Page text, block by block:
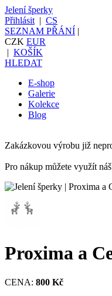
Jelení šperky
Přihlásit | CS
SEZNAM PŘÁNÍ |
CZK EUR
| KOŠÍK
HLEDAT
E-shop
Galerie
Kolekce
Blog
Zakázkovou výrobu již
Pro nákup můžete využít náš
Proxima a
CENA: 800 Kč